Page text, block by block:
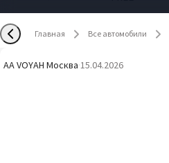
Главная Все автомобили
AA VOYAH Москва·15.04.2026